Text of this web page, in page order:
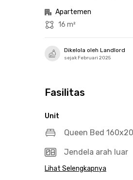
Apartemen
16 m²
Dikelola oleh Landlord
sejak Februari 2025
Fasilitas
Unit
Queen Bed
Jendela arah luar
Lihat Selengkapnya